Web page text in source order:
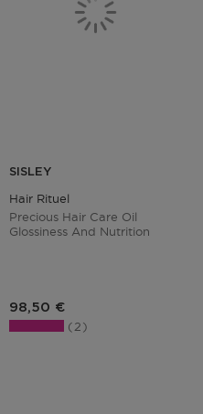
SISLEY
Hair Rituel
Precious Hair Care Oil
Glossiness And Nutrition
Prix du produit
98,50 €
2